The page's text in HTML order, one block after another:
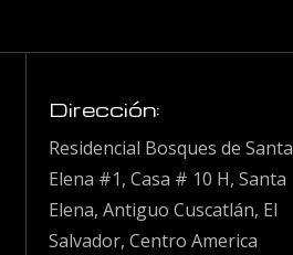
Dirección:
Residencial Bosques de Santa
Elena #1, Casa # 10 H, Santa
Elena, Antiguo Cuscatlán, El
Salvador, Centro America